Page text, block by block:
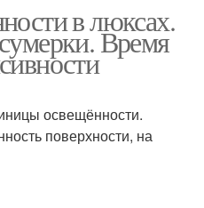
в люксах.
Время
освещённости.
поверхности, на